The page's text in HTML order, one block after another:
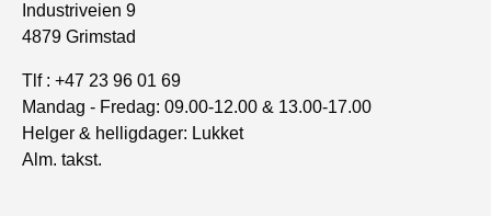
Industriveien 9
4879 Grimstad
Tlf : +47 23 96 01 69
Mandag - Fredag: 09.00-12.00 & 13.00-17.00
Helger & helligdager: Lukket
Alm. takst.